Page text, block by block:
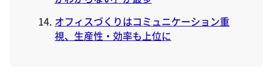
オフィスづくりはコミュニケーション重
視、生産性・効率も上位に